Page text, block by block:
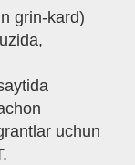
grin-kard)
uchun